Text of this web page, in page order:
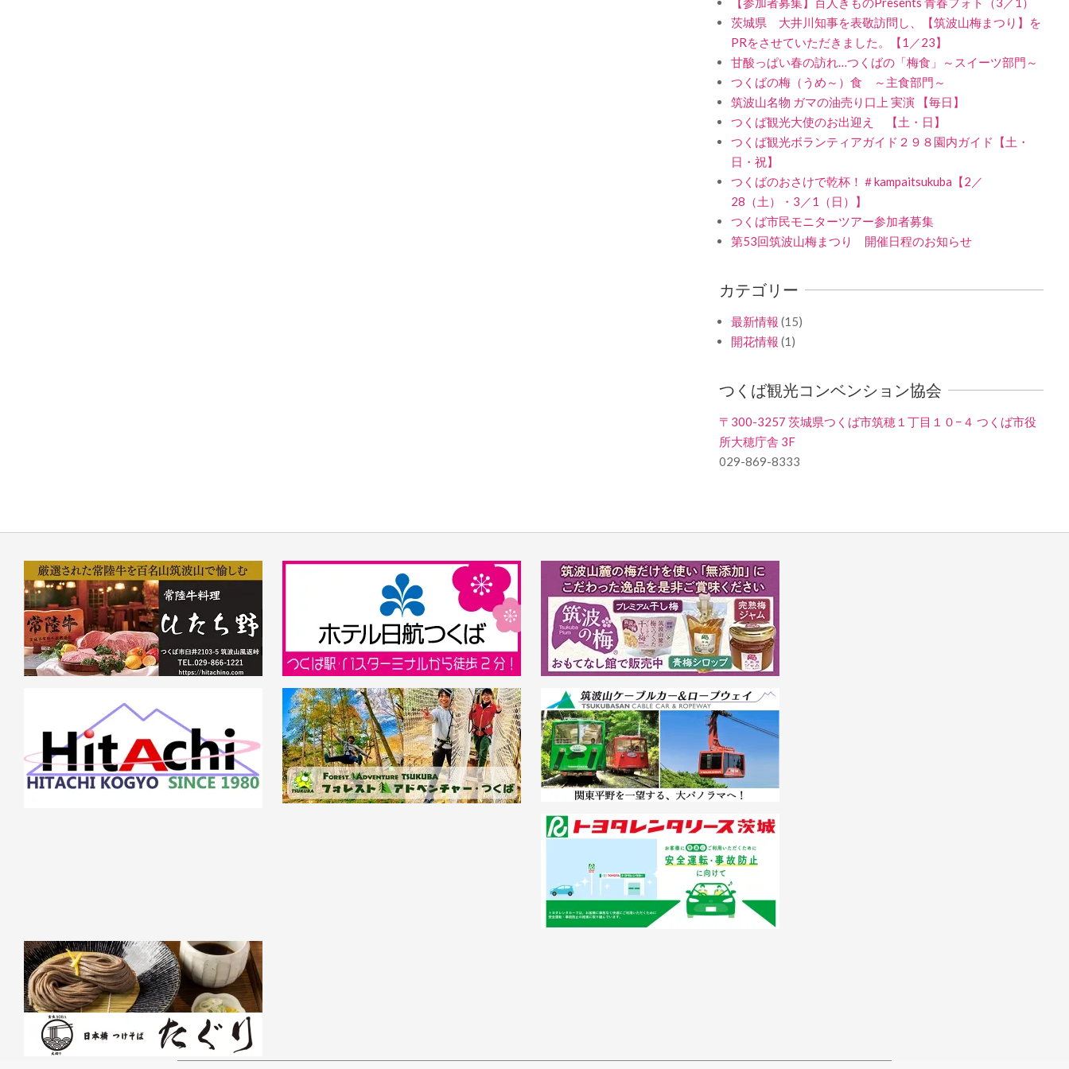
茨城県 大井川知事を表敬訪問し、【筑波山梅まつり】を
PRをさせていただきました。【1／23】
甘酸っぱい春の訪れ…つくばの「梅食」～スイーツ部門～
つくばの梅（うめ～）食 ～主食部門～
筑波山名物 ガマの油売り口上 実演 【毎日】
つくば観光大使のお出迎え 【土・日】
つくば観光ボランティアガイド２９８園内ガイド【土・
日・祝】
つくばのおさけで乾杯！＃kampaitsukuba【2／
28（土）・3／1（日）】
つくば市民モニターツアー参加者募集
第53回筑波山梅まつり 開催日程のお知らせ
カテゴリー
最新情報 (15)
開花情報 (1)
つくば観光コンベンション協会
〒300-3257 茨城県つくば市筑穂１丁目１０−４ つくば市役
所大穂庁舎 3F
029-869-8333